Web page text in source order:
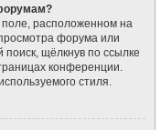
поле, расположенном на
форума или
щёлкнув по ссылке
конференции.
стиля.